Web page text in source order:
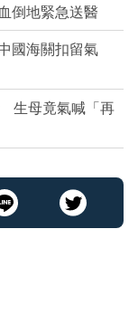
倒地緊急送醫
國海關扣留氣
生母竟氣喊「再